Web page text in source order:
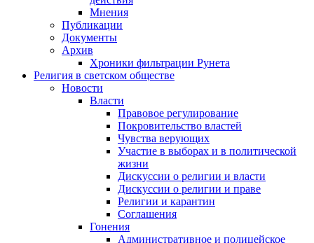
Мнения
Публикации
Документы
Архив
Хроники фильтрации Рунета
Религия в светском обществе
Новости
Власти
Правовое регулирование
Покровительство властей
Чувства верующих
Участие в выборах и в политической
жизни
Дискуссии о религии и власти
Дискуссии о религии и праве
Религии и карантин
Соглашения
Гонения
Административное и полицейское